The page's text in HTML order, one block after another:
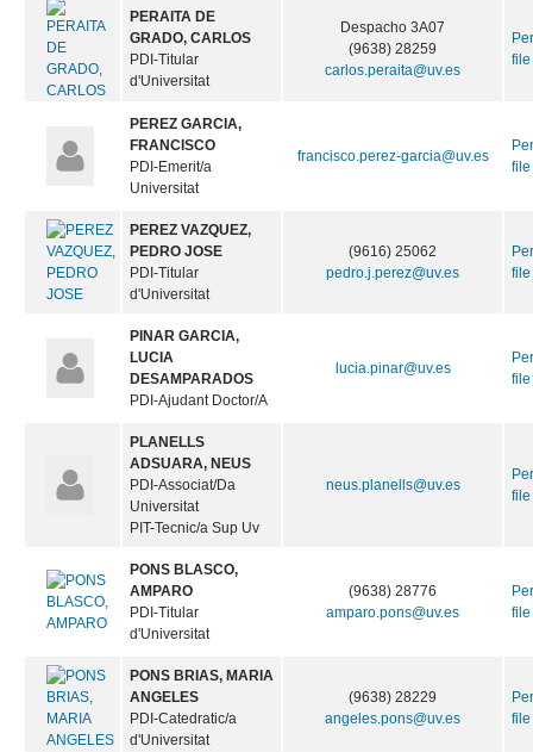
PERAITA DE
GRADO, CARLOS
PDI-Titular
d'Universitat
Despacho 3A07
(9638) 28259
carlos.peraita@uv.es
file
PEREZ GARCIA,
FRANCISCO
PDI-Emerit/a
Universitat
francisco.perez-garcia@uv.es
file
PEREZ VAZQUEZ,
PEDRO JOSE
PDI-Titular
d'Universitat
(9616) 25062
pedro.j.perez@uv.es
file
PINAR GARCIA,
LUCIA
DESAMPARADOS
PDI-Ajudant Doctor/A
lucia.pinar@uv.es
file
PLANELLS
ADSUARA, NEUS
PDI-Associat/Da
Universitat
PIT-Tecnic/a Sup Uv
neus.planells@uv.es
file
PONS BLASCO,
AMPARO
PDI-Titular
d'Universitat
(9638) 28776
amparo.pons@uv.es
file
PONS BRIAS, MARIA
ANGELES
PDI-Catedratic/a
d'Universitat
(9638) 28229
angeles.pons@uv.es
file